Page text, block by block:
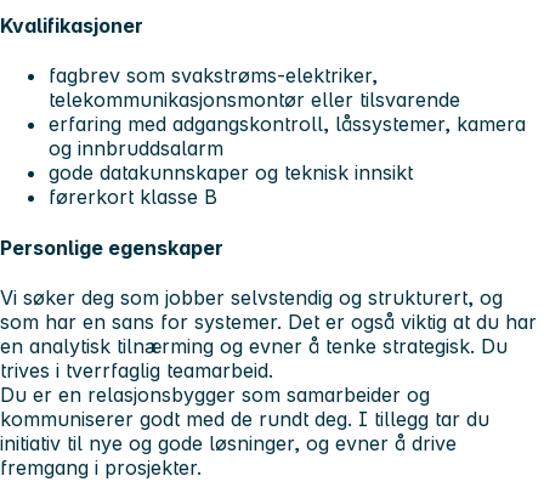
Kvalifikasjoner
fagbrev som svakstrøms-elektriker,
telekommunikasjonsmontør eller tilsvarende
erfaring med adgangskontroll, låssystemer, kamera
og innbruddsalarm
gode datakunnskaper og teknisk innsikt
førerkort klasse B
Personlige egenskaper
Vi søker deg som jobber selvstendig og strukturert, og
som har en sans for systemer. Det er også viktig at du har
en analytisk tilnærming og evner å tenke strategisk. Du
trives i tverrfaglig teamarbeid.
Du er en relasjonsbygger som samarbeider og
kommuniserer godt med de rundt deg. I tillegg tar du
initiativ til nye og gode løsninger, og evner å drive
fremgang i prosjekter.